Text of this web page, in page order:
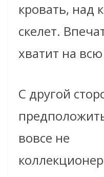
кровать, над
скелет.
хватит на
С другой
вовсе не